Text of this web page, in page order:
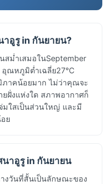
าอูรู in กันยายน?
สม่ำเสมอในSeptember
ณหภูมิต่ำเฉลี่ย27°C
าคน้อยมาก ไม่ว่าคุณจะ
ยฝั่งแห่งใด สภาพอากาศก็
ใสเป็นส่วนใหญ่ และมี
ย
นาอูรู in กันยายน
งวันที่สั้นเป็นลักษณะของ